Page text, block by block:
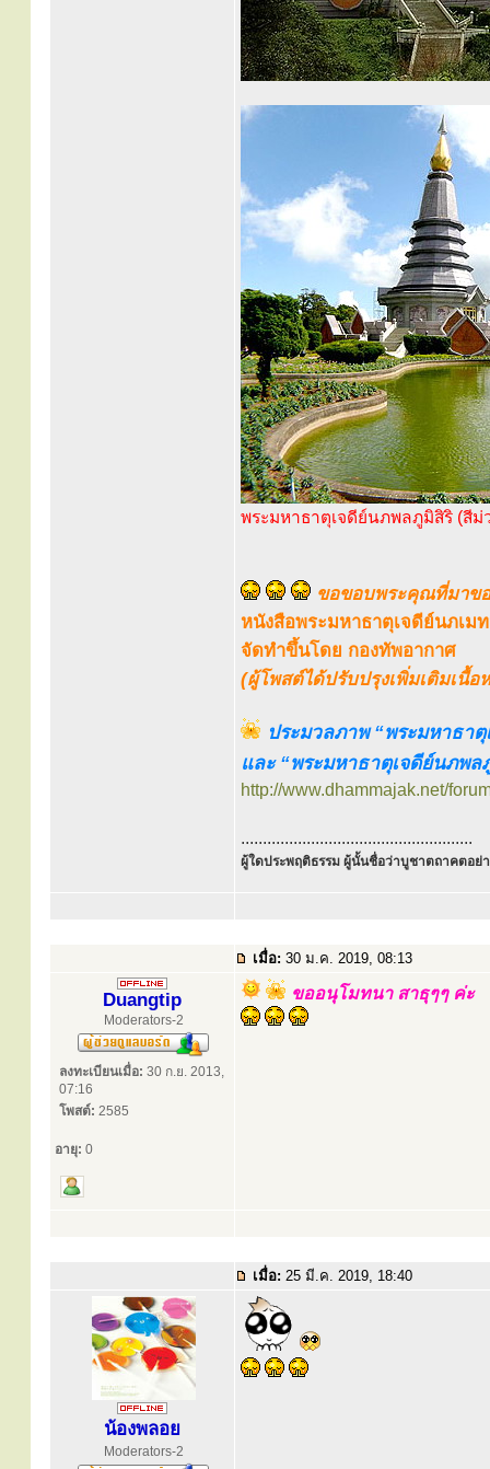
พระมหาธาตุเจดีย์นภพลภูมิสิริ (สีม่
ขอขอบพระคุณที่มาข
หนังสือพระมหาธาตุเจดีย์นภเ
จัดทำขึ้นโดย กองทัพอากาศ
(ผู้โพสต์ได้ปรับปรุงเพิ่มเติมเนื้
ประมวลภาพ “พระมหาธา
และ “พระมหาธาตุเจดีย์นภพ
http://www.dhammajak.net/
.....................................................
ผู้ใดประพฤติธรรม ผู้นั้นชื่อว่าบูชาตถาคตอย่า
เมื่อ: 30 ม.ค. 2019, 08:13
Duangtip
Moderators-2
ลงทะเบียนเมื่อ: 30 ก.ย. 2013,
07:16
โพสต์: 2585
อายุ: 0
ขออนุโมทนา สาธุๆๆ ค่ะ
เมื่อ: 25 มี.ค. 2019, 18:40
น้องพลอย
Moderators-2